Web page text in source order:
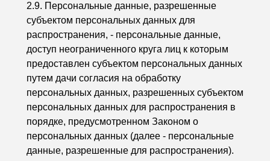
2.9. Персональные данные, разрешенные
субъектом персональных данных для
распространения, - персональные данные,
доступ неограниченного круга лиц к которым
предоставлен субъектом персональных данных
путем дачи согласия на обработку
персональных данных, разрешенных субъектом
персональных данных для распространения в
порядке, предусмотренном Законом о
персональных данных (далее - персональные
данные, разрешенные для распространения).